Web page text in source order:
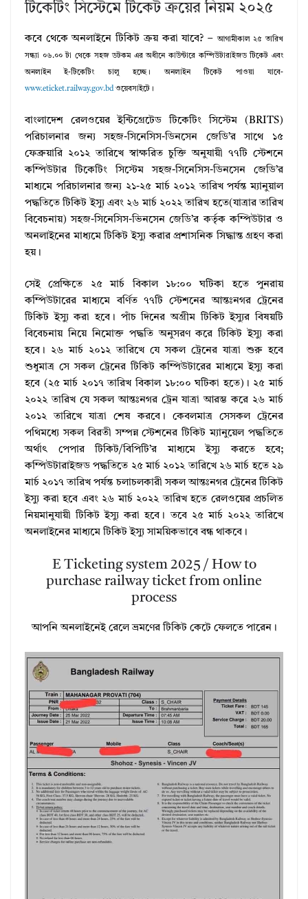
টিকেটিং সিস্টেমে টিকেট ক্রয়ের নিয়ম ২০২৫
কবে থেকে অনলাইনে টিকিট ক্রয় করা যাবে? –আগামীকাল ২৫ তারিখ
সন্ধ্যা ০৬.০০ টা থেকে সহজ ডটকম এর অধীনে কাউন্টারে কম্পিউটারাইজড টিকেট এবং
অনলাইন ই-টিকেটিং চালু হচ্ছে।অনলাইন টিকেট পাওয়া যাবে-
www.eticket.railway.gov.bd ওয়েবসাইটে।
বাংলাদেশ রেলওয়ের ইন্টিগ্রেটেড টিকেটিং সিস্টেম (BRITS)
পরিচালনার জন্য সহজ-সিনেসিস-ডিনসেন জেডি’র সাথে ১৫
ফেব্রুয়ারি ২০১২ তারিখে স্বাক্ষরিত চুক্তি অনুযায়ী ৭৭টি স্টেশনে
কম্পিউটার টিকেটিং সিস্টেম সহজ-সিনেসিস-ডিনসেন জেডি’র
মাধ্যমে পরিচালনার জন্য ২১-২৫ মার্চ ২০১২ তারিখ পর্যন্ত ম্যানুয়াল
পদ্ধতিতে টিকিট ইস্যু এবং ২৬ মার্চ ২০২২ তারিখ হতে(যাত্রার তারিখ
বিবেচনায়) সহজ-সিনেসিস-ভিনসেন জেডি’র কর্তৃক কম্পিউটার ও
অনলাইনের মাধ্যমে টিকিট ইস্যু করার প্রশাসনিক সিদ্ধান্ত গ্রহণ করা
হয়।
সেই প্রেক্ষিতে ২৫ মার্চ বিকাল ১৮:০০ ঘটিকা হতে পুনরায়
কম্পিউটারের মাধ্যমে বর্ণিত ৭৭টি স্টেশনের আন্তঃনগর ট্রেনের
টিকিট ইস্যু করা হবে। পাঁচ দিনের অগ্রীম টিকিট ইস্যুর বিষয়টি
বিবেচনায় নিয়ে নিমােক্ত পদ্ধতি অনুসরণ করে টিকিট ইস্যু করা
হবে। ২৬ মার্চ ২০১২ তারিখে যে সকল ট্রেনের যাত্রা শুরু হবে
শুধুমাত্র সে সকল ট্রেনের টিকিট কম্পিউটারের মাধ্যমে ইস্যু করা
হবে (২৫ মার্চ ২০১৭ তারিখ বিকাল ১৮:০০ ঘটিকা হতে)। ২৫ মার্চ
২০২২ তারিখ যে সকল আন্তঃনগর ট্রেন যাত্রা আরম্ভ করে ২৬ মার্চ
২০১২ তারিখে যাত্রা শেষ করবে। কেবলমাত্র সেসকল ট্রেনের
পথিমধ্যে সকল বিরতী সম্পন্ন স্টেশনের টিকিট ম্যানুয়েল পদ্ধতিতে
অর্থাৎ পেপার টিকিট/বিপিটি’র মাধ্যমে ইস্যু করতে হবে;
কম্পিউটারাইজড পদ্ধতিতে ২৫ মার্চ ২০১২ তারিখে ২৬ মার্চ হতে ২৯
মার্চ ২০১৭ তারিখ পর্যন্ত চলাচলকারী সকল আন্তঃনগর ট্রেনের টিকিট
ইস্যু করা হবে এবং ২৬ মার্চ ২০২২ তারিখ হতে রেলওয়ের প্রচলিত
নিয়মানুযায়ী টিকিট ইস্যু করা হবে। তবে ২৫ মার্চ ২০২২ তারিখে
অনলাইনের মাধ্যমে টিকিট ইস্যু সাময়িকভাবে বন্ধ থাকবে।
E Ticketing system 2025 / How to
purchase railway ticket from online
process
আপনি অনলাইনেই রেলে ভ্রমণের টিকিট কেটে ফেলতে পারেন।